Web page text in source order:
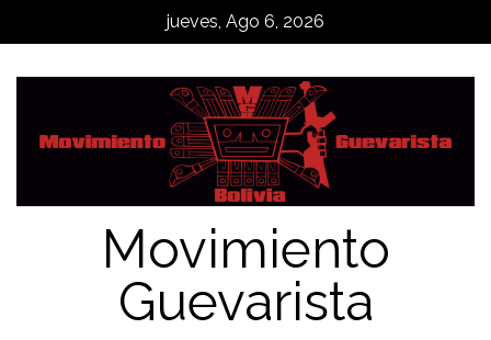
jueves, Ago 6, 2026
Movimiento
Guevarista